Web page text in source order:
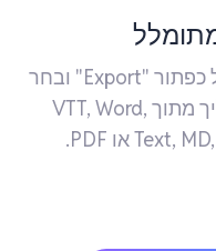
לאחר שסיימת לערוך, לחץ על כפתור "Export" ובחר
את פורמט הקובץ המועדף עליך מתוך VTT, Word,
Text, MD, LRC, JSON, ASS, CSV, STL או PDF.